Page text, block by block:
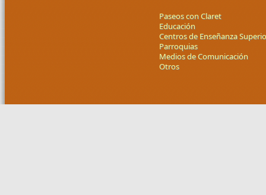
Paseos con Claret
Educación
Centros de Enseñanza
Parroquias
Medios de Comunicación
Otros